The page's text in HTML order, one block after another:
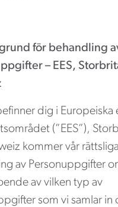
för behandling
– EES,
dig i Europeiska
(”EES”),
kommer vår
av Personuppgifter
av vilken typ av
som vi samlar in